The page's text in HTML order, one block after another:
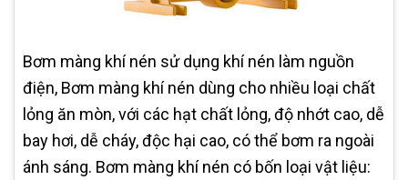
Bơm màng khí nén sử dụng khí nén làm nguồn
điện, Bơm màng khí nén dùng cho nhiều loại chất
lỏng ăn mòn, với các hạt chất lỏng, độ nhớt cao, dễ
bay hơi, dễ cháy, độc hại cao, có thể bơm ra ngoài
ánh sáng. Bơm màng khí nén có bốn loại vật liệu: